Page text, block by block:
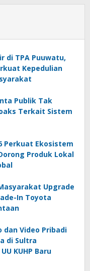
di TPA Puuwatu,
Kepedulian
Publik Tak
Terkait Sistem
Perkuat Ekosistem
Produk Lokal
Upgrade
In Toyota
dan Video Pribadi
di Sultra
KUHP Baru